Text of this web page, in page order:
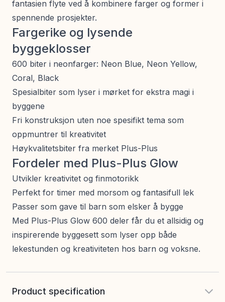
fantasien flyte ved å kombinere farger og former i
spennende prosjekter.
Fargerike og lysende
byggeklosser
600 biter i neonfarger: Neon Blue, Neon Yellow,
Coral, Black
Spesialbiter som lyser i mørket for ekstra magi i
byggene
Fri konstruksjon uten noe spesifikt tema som
oppmuntrer til kreativitet
Høykvalitetsbiter fra merket Plus-Plus
Fordeler med Plus-Plus Glow
Utvikler kreativitet og finmotorikk
Perfekt for timer med morsom og fantasifull lek
Passer som gave til barn som elsker å bygge
Med Plus-Plus Glow 600 deler får du et allsidig og
inspirerende byggesett som lyser opp både
lekestunden og kreativiteten hos barn og voksne.
Product specification